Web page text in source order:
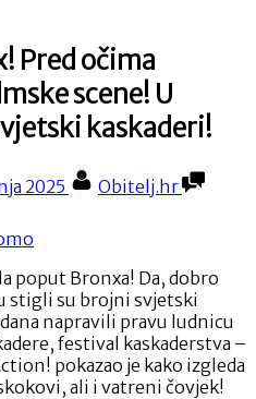
Pred očima
scene! U
kaskaderi!
2025 By
Obitelj.hr
poput Bronxa! Da, dobro
stigli su brojni svjetski
napravili pravu ludnicu
festival kaskaderstva –
pokazao je kako izgleda
ali i vatreni čovjek!